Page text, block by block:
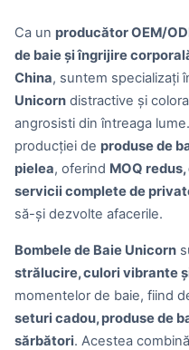
Ca un producător OEM/
de baie și îngrijire
China, suntem specializați
Unicorn distractive și
angrosisti din întreaga
producției de produse de
pielea, oferind MOQ
servicii complete de
să-și dezvolte afacerile.
Bombele de Baie Unicorn
strălucire, culori vibrante
momentelor de baie, fiind
seturi cadou, produse de
sărbători. Acestea combină